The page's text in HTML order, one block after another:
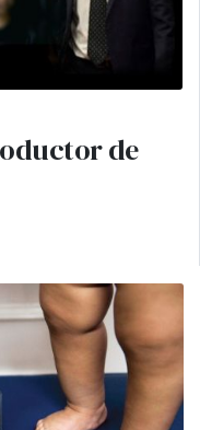
de